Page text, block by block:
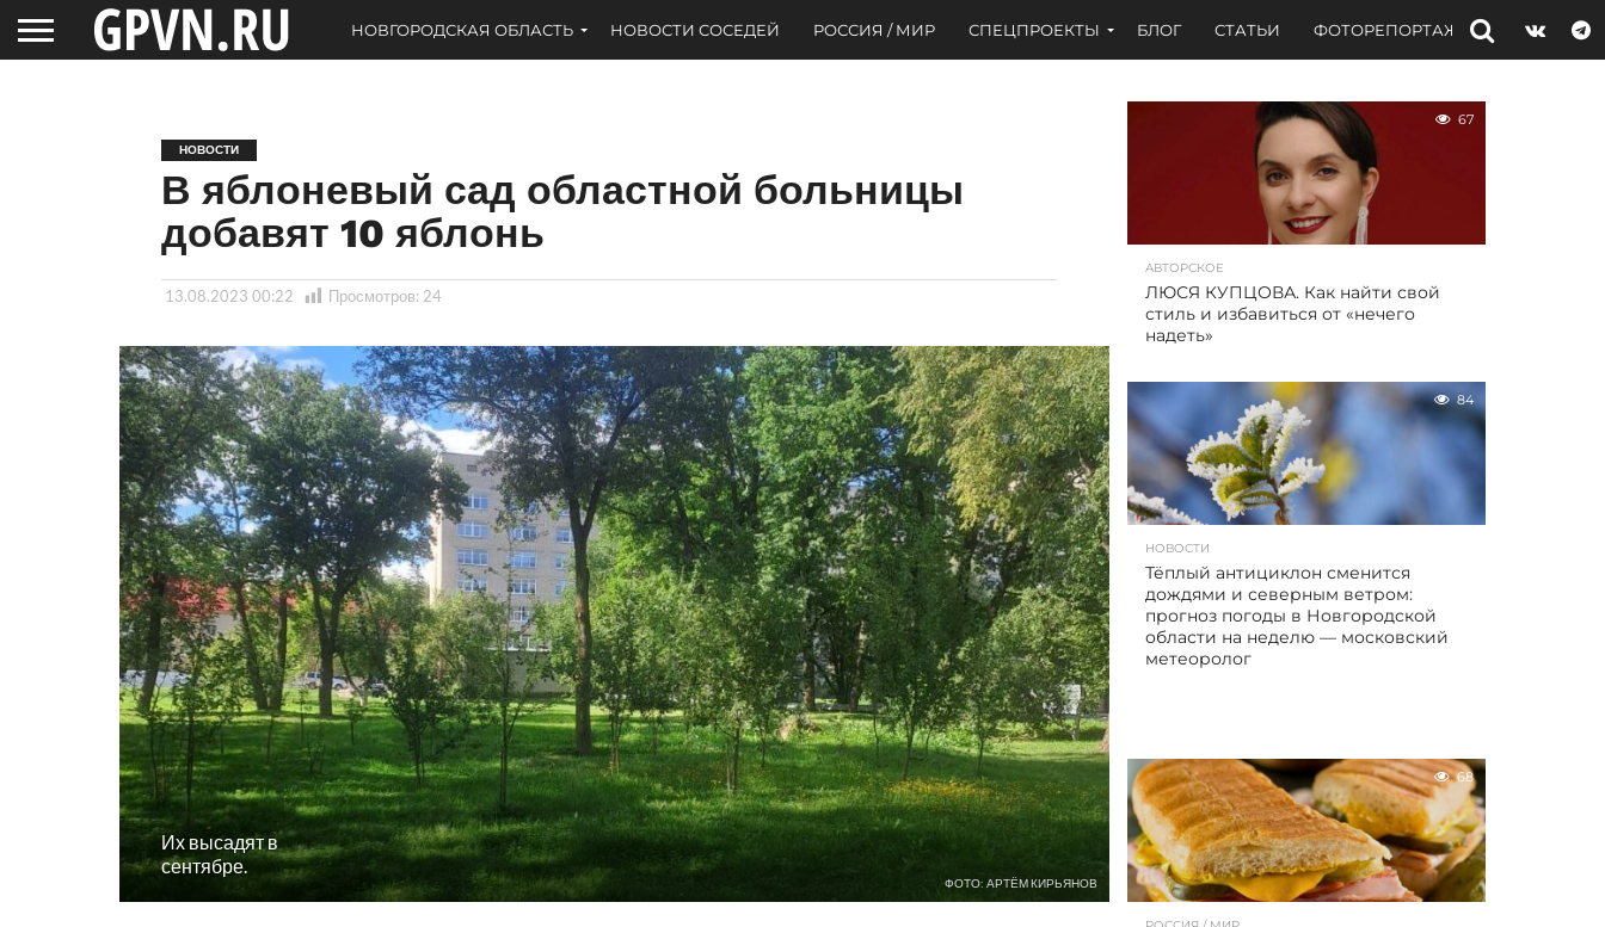
НОВГОРОДСКАЯ ОБЛАСТЬ НОВОСТИ СОСЕДЕЙ РОССИЯ / МИР СПЕЦПРОЕКТЫ БЛОГ СТАТЬИ ФОТОРЕПОРТАЖИ ИНТЕРВЬЮ
НОВОСТИ
В яблоневый сад областной больницы
добавят 10 яблонь
13.08.2023 00:22 Просмотров: 24
Их высадят в
сентябре.
ФОТО: АРТЁМ КИРЬЯНОВ
67
АВТОРСКОЕ
ЛЮСЯ КУПЦОВА. Как найти свой
стиль и избавиться от «нечего
надеть»
84
НОВОСТИ
Тёплый антициклон сменится
дождями и северным ветром:
прогноз погоды в Новгородской
области на неделю — московский
метеоролог
68